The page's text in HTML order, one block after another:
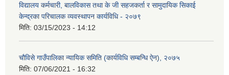
विद्यालय कर्मचारी, बालविकास तथा के जी सहजकर्ता र सामुदायिक सिकाई
केन्द्रका परिचालक व्यवस्थापन कार्यविधि - २०७९
मिति: 03/15/2023 - 14:12
चौविसे गाउँपालिका न्यायिक समिति (कार्यविधि सम्बन्धि ऐन), २०७५
मिति: 07/06/2021 - 16:32